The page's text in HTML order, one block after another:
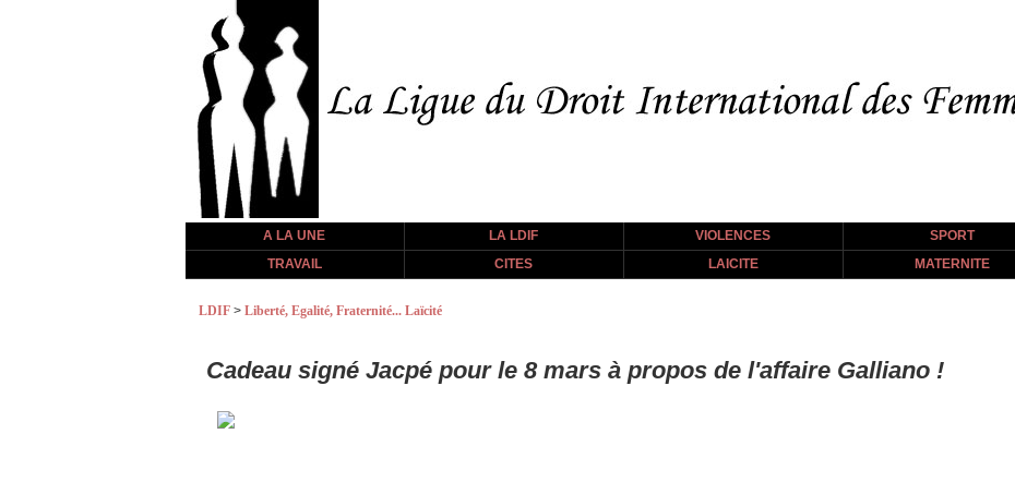
A LA UNE LA LDIF VIOLENCES SPORT
TRAVAIL
CITES LAICITE MATERNITE
LDIF > Liberté, Egalité, Fraternité... Laïcité
Cadeau signé Jacpé pour le 8 mars à propos de l'affaire Galliano !